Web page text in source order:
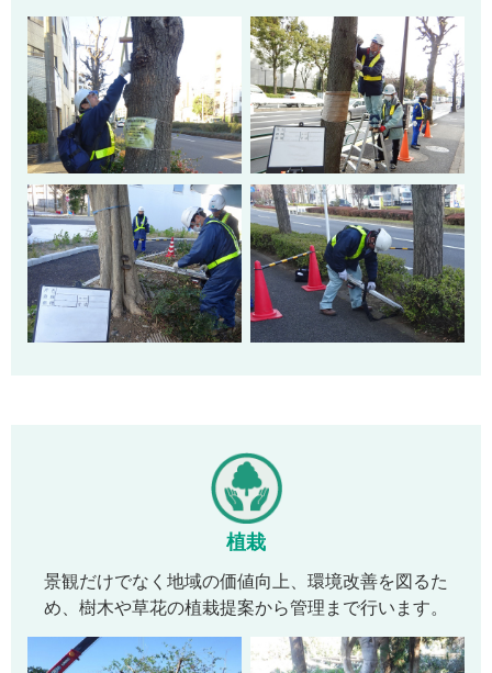
植栽
景観だけでなく地域の価値向上、環境改善を図るた
め、樹木や草花の植栽提案から管理まで行います。